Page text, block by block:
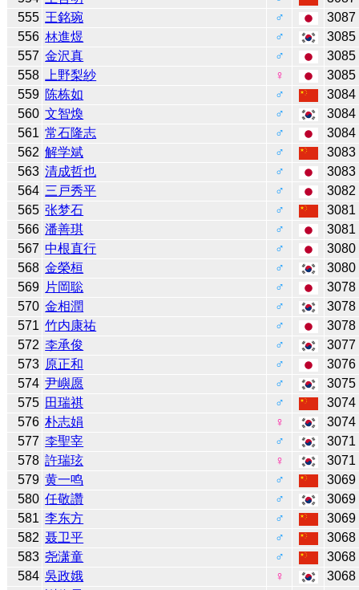
555 王銘琬 ♂
3087
556 林進煜 ♂
3085
557 金沢真 ♂
3085
558
上野梨紗 ♀
3085
559 陈栋如 ♂
3084
560 文智煥 ♂
3084
561 常石隆志 ♂
3084
562 解学斌 ♂
3083
563 清成哲也 ♂
3083
564 三戸秀平 ♂
3082
565 张梦石 ♂
3081
566 潘善琪 ♂
3081
567 中根直行 ♂
3080
568 金榮桓 ♂
3080
569 片岡聡 ♂
3078
570 金相潤 ♂
3078
571 竹内康祐 ♂
3078
572 李承俊 ♂
3077
573 原正和 ♂
3076
574 尹嶼愿 ♂
3075
575 田瑞祺 ♂
3074
576 朴志娟 ♀
3074
577 李聖宰 ♂
3071
578 許瑞玹 ♀
3071
579 黄一鸣 ♂
3069
580 任敬讚 ♂
3069
581 李东方 ♂
3069
582 聂卫平 ♂
3068
583 尧潇童 ♂
3068
584 吳政娥 ♀
3068